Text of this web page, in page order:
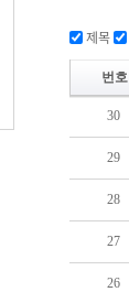
제목
번호
30
29
28
27
26